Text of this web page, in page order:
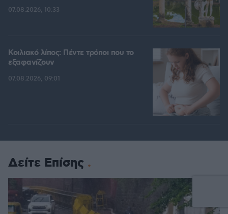
07.08.2026, 10:33
Κοιλιακό λίπος: Πέντε τρόποι που το
εξαφανίζουν
07.08.2026, 09:01
Δείτε Επίσης